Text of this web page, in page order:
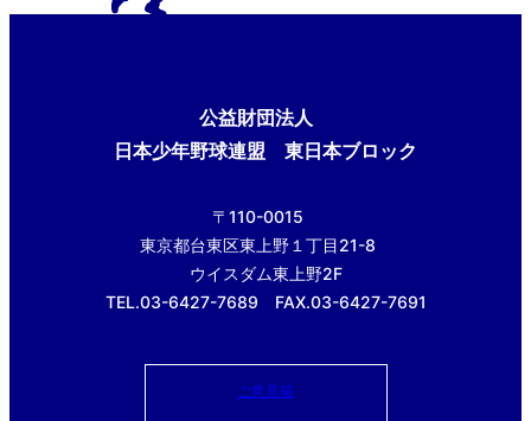
公益財団法人
日本少年野球連盟 東日本ブロック
〒110-0015
東京都台東区東上野１丁目21-8
ウイスダム東上野2F
TEL.03-6427-7689 FAX.03-6427-7691
ご意見箱